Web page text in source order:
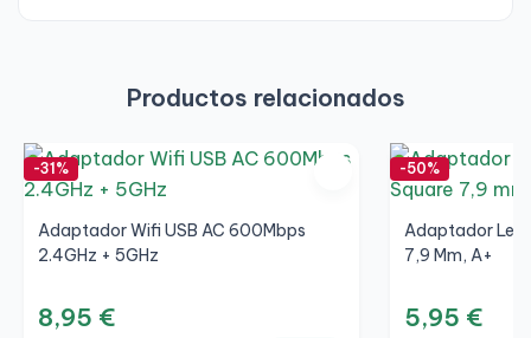
Productos relacionados
-31%
Adaptador Wifi USB AC 600Mbps
2.4GHz + 5GHz
8,95 €
-50%
Adaptador
7,9 Mm, A+
5,95 €